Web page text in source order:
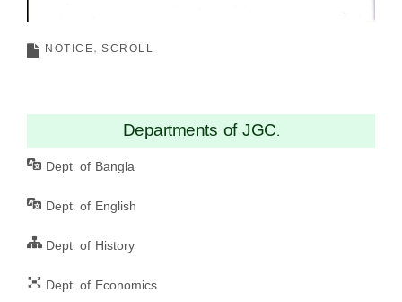
NOTICE SCROLL
Departments of JGC.
Dept. of Bangla
Dept. of English
Dept. of History
Dept. of Economics